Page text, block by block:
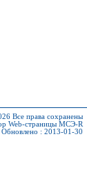
Все права сохранены
Web-страницы МСЭ-R
Обновлено : 2013-01-30